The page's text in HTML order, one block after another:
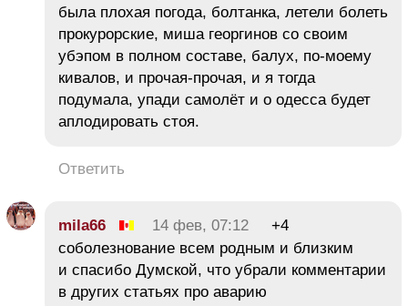
была плохая погода, болтанка, летели болеть
прокурорские, миша георгинов со своим
убэпом в полном составе, балух, по-моему
кивалов, и прочая-прочая, и я тогда
подумала, упади самолёт и о одесса будет
аплодировать стоя.
Ответить
mila66 14 фев, 07:12
+4
соболезнование всем родным и близким
и спасибо Думской, что убрали комментарии
в других статьях про аварию